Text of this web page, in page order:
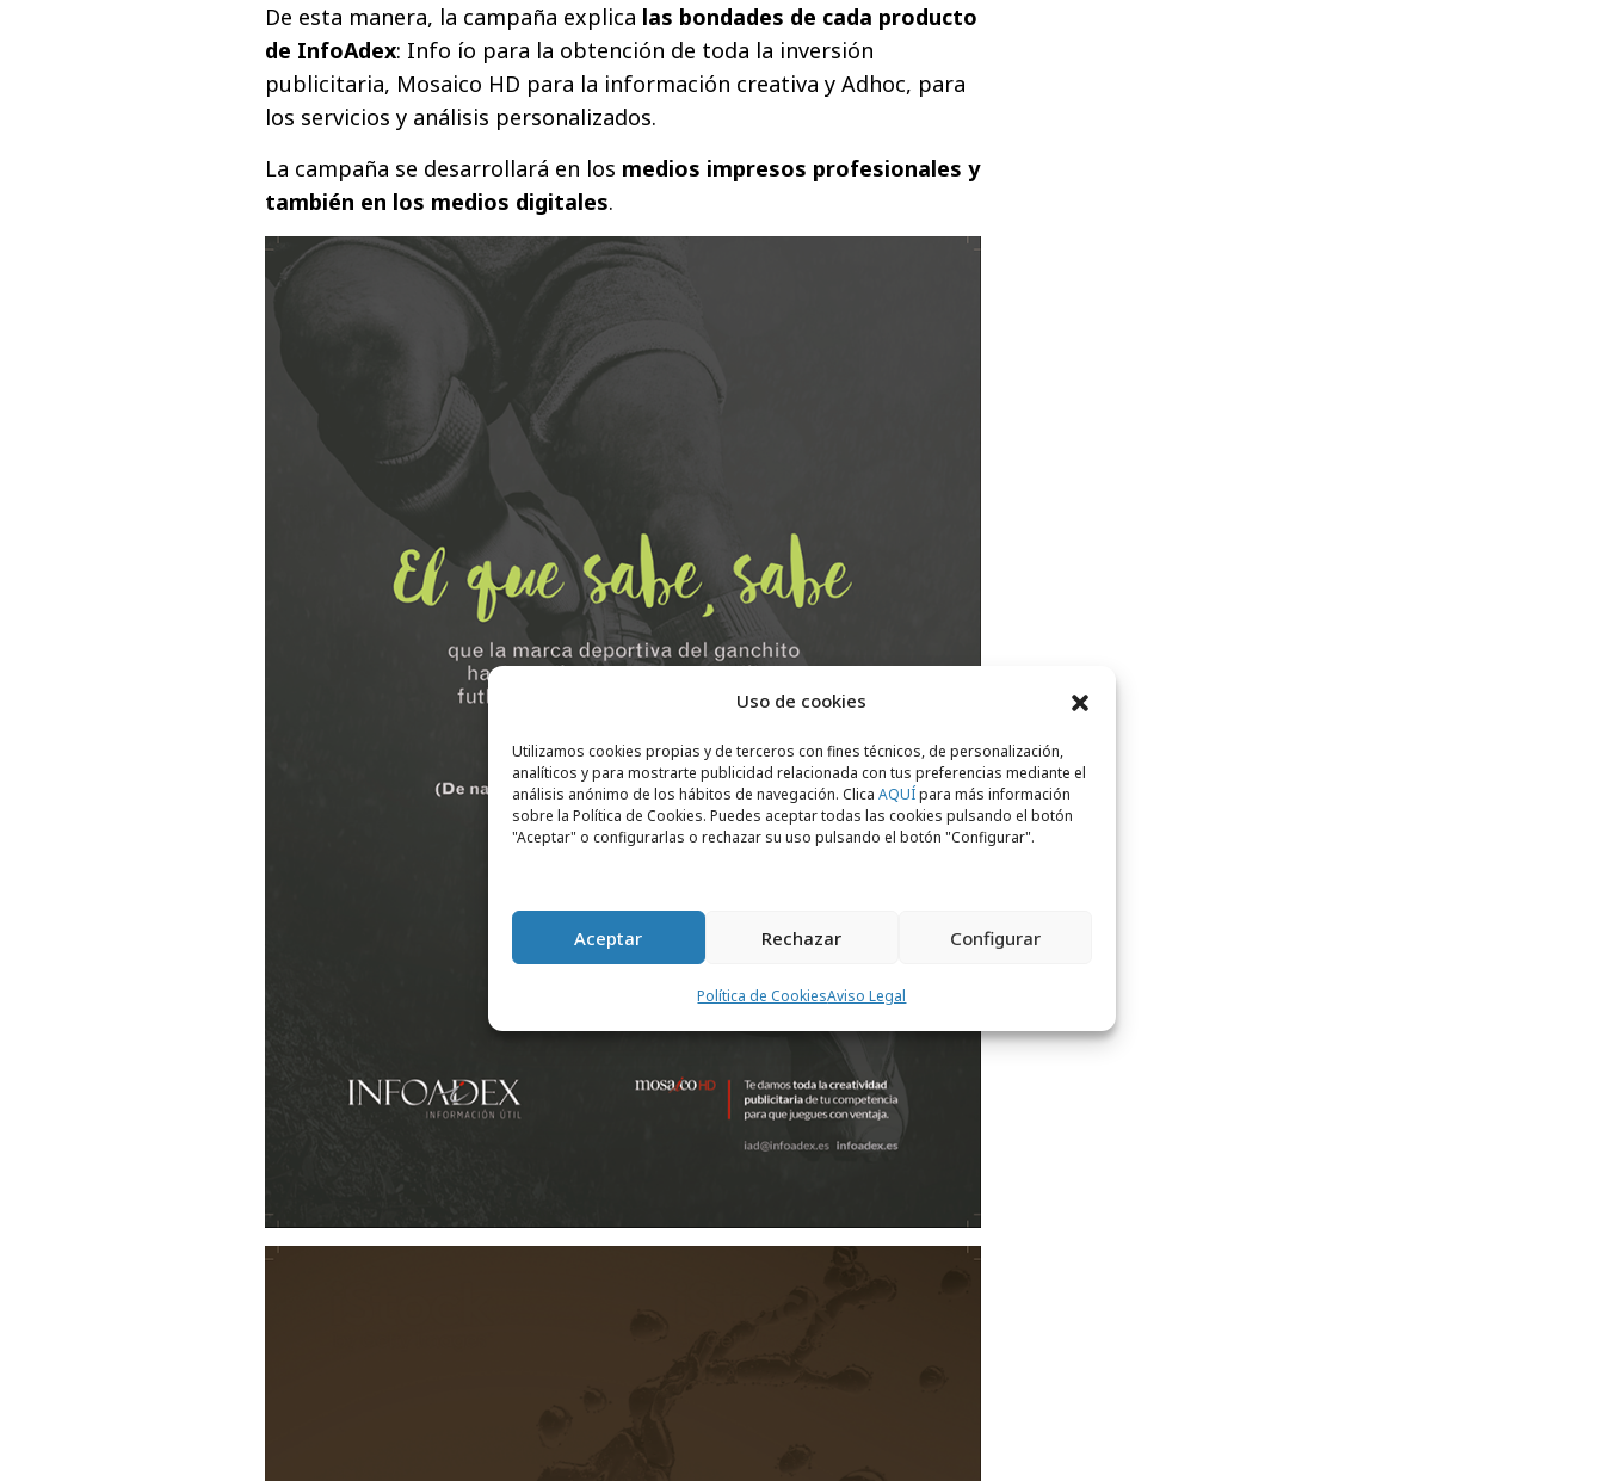
Uso de cookies
Utilizamos cookies propias y de terceros con fines técnicos, de personalización,
analíticos y para mostrarte publicidad relacionada con tus preferencias mediante el
análisis anónimo de los hábitos de navegación. Clica AQUÍpara más información
sobre la Política de Cookies. Puedes aceptar todas las cookies pulsando el botón
"Aceptar" o configurarlas o rechazar su uso pulsando el botón "Configurar".
Aceptar Rechazar Configurar
Política de CookiesAviso Legal
De esta manera, la campaña explica las bondades de cada producto
de InfoAdex: Info ío para la obtención de toda la inversión
publicitaria, Mosaico HD para la información creativa y Adhoc, para
los servicios y análisis personalizados.
La campaña se desarrollará en los medios impresos profesionales y
también en los medios digitales.